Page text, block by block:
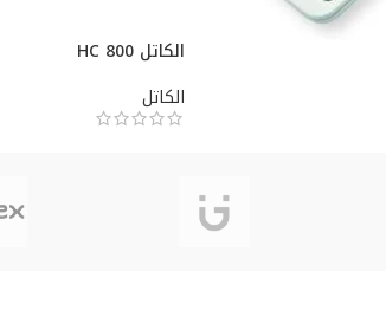
الكاتل HC 800
الكاتل